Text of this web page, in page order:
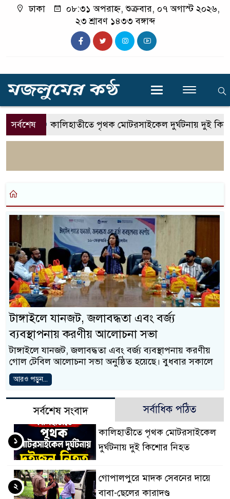
ঢাকা
০৮:৩১ অপরাহ্ন, শুক্রবার, ০৭ অগাস্ট ২০২৬,
২৩ শ্রাবণ ১৪৩৩ বঙ্গাব্দ
সর্বশেষ কালিহাতীতে পৃথক মোটরসাইকেল দুর্ঘটনায় দুই
টাঙ্গাইলে যানজট, জলাবদ্ধতা এবং বর্জ্য
ব্যবস্থাপনায় করণীয় আলোচনা সভা
টাঙ্গাইলে যানজট, জলাবদ্ধতা এবং বর্জ্য ব্যবস্থাপনায় করণীয়
গোল টেবিল আলোচনা সভা অনুষ্ঠিত হয়েছে। বুধবার সকালে
আরও পড়ুন...
সর্বশেষ সংবাদ সর্বাধিক পঠিত
কালিহাতীতে পৃথক মোটরসাইকেল
দুর্ঘটনায় দুই কিশোর নিহত
১
গোপালপুরে মাদক সেবনের দায়ে
বাবা-ছেলের কারাদণ্ড
২